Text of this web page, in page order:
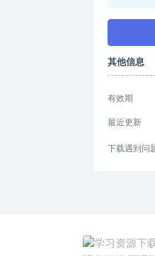
其他信息
有效期
最近更新
下载遇到